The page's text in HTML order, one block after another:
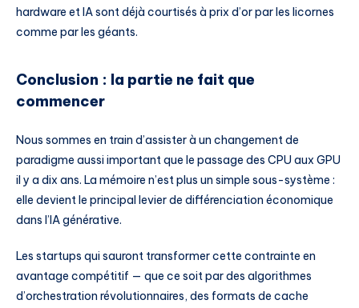
hardware et IA sont déjà courtisés à prix d’or par les licornes
comme par les géants.
Conclusion : la partie ne fait que
commencer
Nous sommes en train d’assister à un changement de
paradigme aussi important que le passage des CPU aux GPU
il y a dix ans. La mémoire n’est plus un simple sous-système :
elle devient le principal levier de différenciation économique
dans l’IA générative.
Les startups qui sauront transformer cette contrainte en
avantage compétitif — que ce soit par des algorithmes
d’orchestration révolutionnaires, des formats de cache